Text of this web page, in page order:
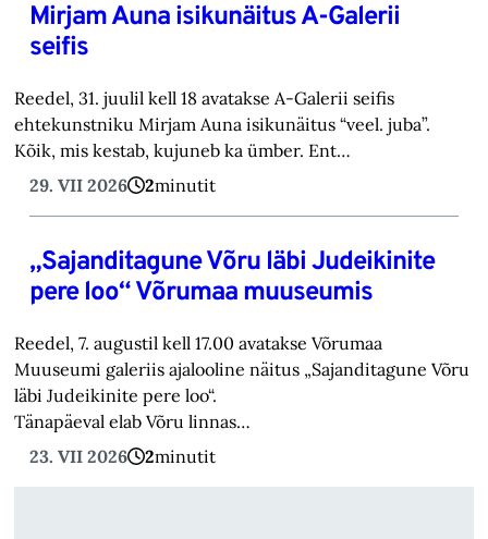
Mirjam Auna isikunäitus A-Galerii
seifis
Reedel, 31. juulil kell 18 avatakse A-Galerii seifis
ehtekunstniku Mirjam Auna isikunäitus “veel. juba”.
Kõik, mis kestab, kujuneb ka ümber. Ent…
29. VII 2026
2minutit
„Sajanditagune Võru läbi Judeikinite
pere loo“ Võrumaa muuseumis
Reedel, 7. augustil kell 17.00 avatakse Võrumaa
Muuseumi galeriis ajalooline näitus „Sajanditagune Võru
läbi Judeikinite pere loo“.
Tänapäeval elab Võru linnas…
23. VII 2026
2minutit